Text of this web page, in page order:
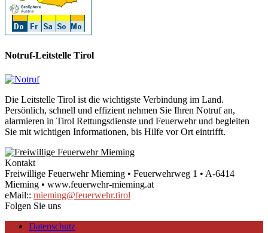
Notruf-Leitstelle Tirol
Die Leitstelle Tirol ist die wichtigste Verbindung im Land.
Persönlich, schnell und effizient nehmen Sie Ihren Notruf an,
alarmieren in Tirol Rettungsdienste und Feuerwehr und begleiten
Sie mit wichtigen Informationen, bis Hilfe vor Ort eintrifft.
Kontakt
Freiwillige Feuerwehr Mieming • Feuerwehrweg 1 • A-6414
Mieming • www.feuerwehr-mieming.at
eMail:: mieming@feuerwehr.tirol
Folgen Sie uns
Datenschutz